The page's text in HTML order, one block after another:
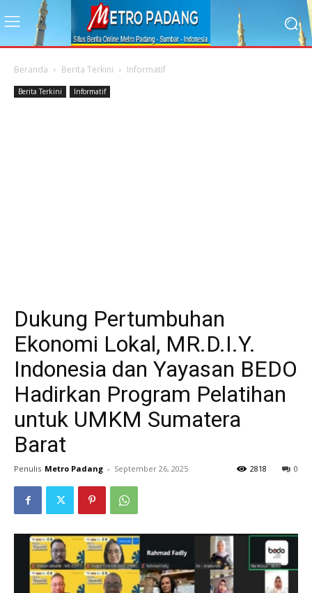
Beranda Berita Terkini Informatif
Berita Terkini Informatif
Dukung Pertumbuhan
Ekonomi Lokal, MR.D.I.Y.
Indonesia dan Yayasan BEDO
Hadirkan Program Pelatihan
untuk UMKM Sumatera
Barat
Penulis Metro Padang - September 26, 2025 0
2818